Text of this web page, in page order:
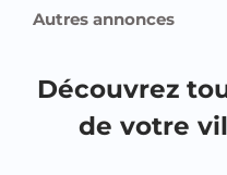
Autres annonces
Découvrez
de votre